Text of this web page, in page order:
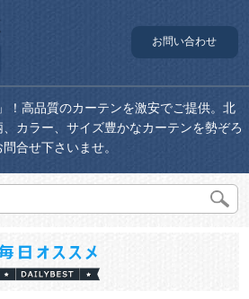
お問い合わせ
！高品質のカーテンを激安でご提供。北
カラー、サイズ豊かなカーテンを勢ぞろ
合せ下さいませ。